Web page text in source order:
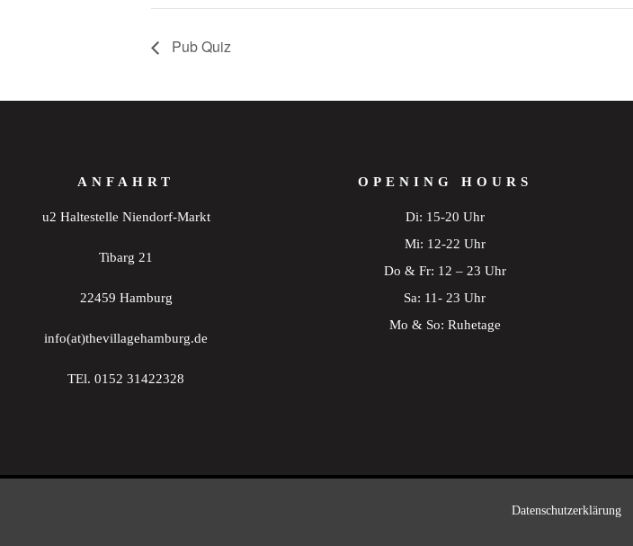
Pub Quiz
ANFAHRT
u2 Haltestelle Niendorf-Markt
Tibarg 21
22459 Hamburg
info(at)thevillagehamburg.de
TEl. 0152 31422328
OPENING HOURS
Di: 15-20 Uhr
Mi: 12-22 Uhr
Do & Fr: 12 – 23 Uhr
Sa: 11- 23 Uhr
Mo & So: Ruhetage
Datenschutzerklärung